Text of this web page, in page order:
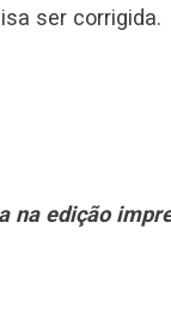
ser corrigida.
na edição